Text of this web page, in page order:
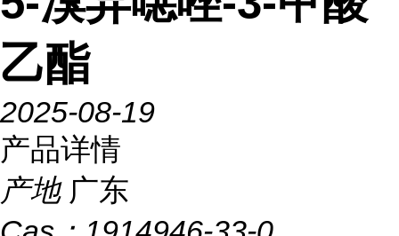
乙酯
2025-08-19
产品详情
产地 广东